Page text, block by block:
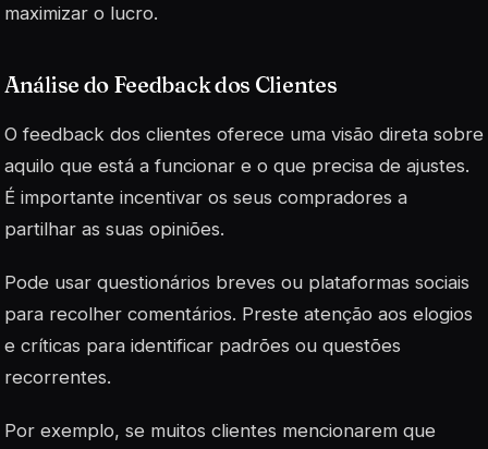
maximizar o lucro.
Análise do Feedback dos Clientes
O feedback dos clientes oferece uma visão direta sobre
aquilo que está a funcionar e o que precisa de ajustes.
É importante incentivar os seus compradores a
partilhar as suas opiniões.
Pode usar questionários breves ou plataformas sociais
para recolher comentários. Preste atenção aos elogios
e críticas para identificar padrões ou questões
recorrentes.
Por exemplo, se muitos clientes mencionarem que